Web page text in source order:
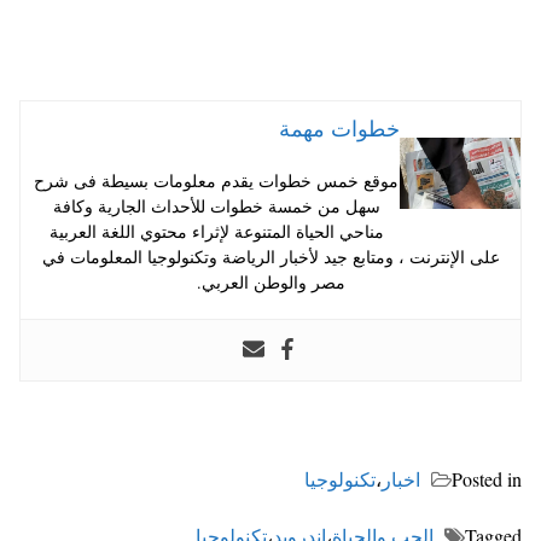
خطوات مهمة
موقع خمس خطوات يقدم معلومات بسيطة فى شرح
سهل من خمسة خطوات للأحداث الجارية وكافة
مناحي الحياة المتنوعة لإثراء محتوي اللغة العربية
على الإنترنت ، ومتابع جيد لأخبار الرياضة وتكنولوجيا المعلومات في
مصر والوطن العربي.
Posted in اخبار ،تكنولوجيا